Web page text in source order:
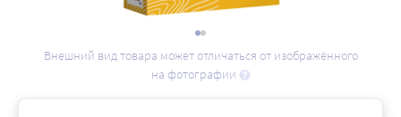
Внешний вид товара может отличаться от изображённого
на фотографии